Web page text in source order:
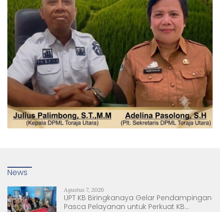
News
Agustus 7, 2026
UPT KB Biringkanaya Gelar Pendampingan
Pasca Pelayanan untuk Perkuat KB